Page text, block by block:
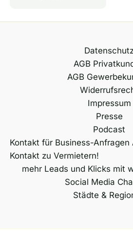
AGB
AGB
Impressum
Presse
Podcast
Kontakt für Business-Anfragen
Kontakt zu Vermietern!
mehr Leads und Klicks mit
Social Media
Städte &